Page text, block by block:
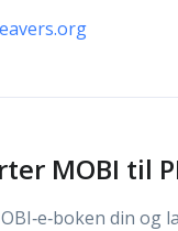
MOBI til
din og